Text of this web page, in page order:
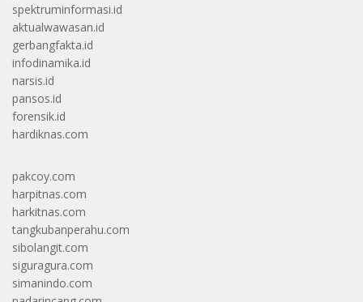
spektruminformasi.id
aktualwawasan.id
gerbangfakta.id
infodinamika.id
narsis.id
pansos.id
forensik.id
hardiknas.com
pakcoy.com
harpitnas.com
harkitnas.com
tangkubanperahu.com
sibolangit.com
siguragura.com
simanindo.com